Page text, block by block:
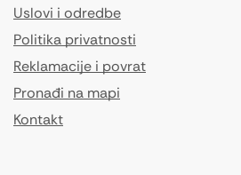
Uslovi i odredbe
Politika privatnosti
Reklamacije i povrat
Pronađi na mapi
Kontakt